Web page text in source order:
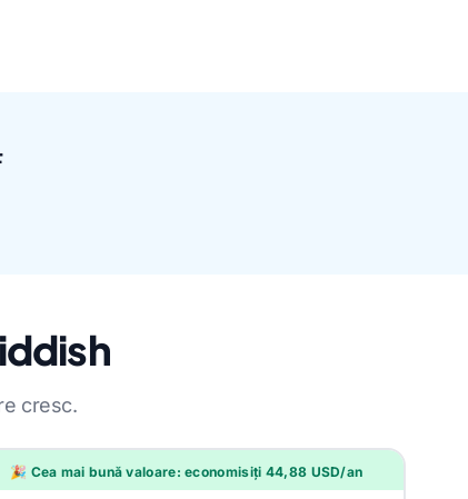
cresc.
🎉 Cea mai bună valoare: economisiți 44,88 USD/an